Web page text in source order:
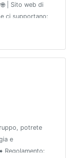
| Sito web di
ci supportano:
potrete
e
Regolamento: